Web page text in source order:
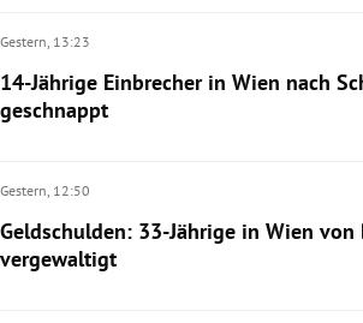
Gestern, 13:23
14-Jährige Einbrecher in Wien nach
geschnappt
Gestern, 12:50
Geldschulden: 33-Jährige in Wien von
vergewaltigt